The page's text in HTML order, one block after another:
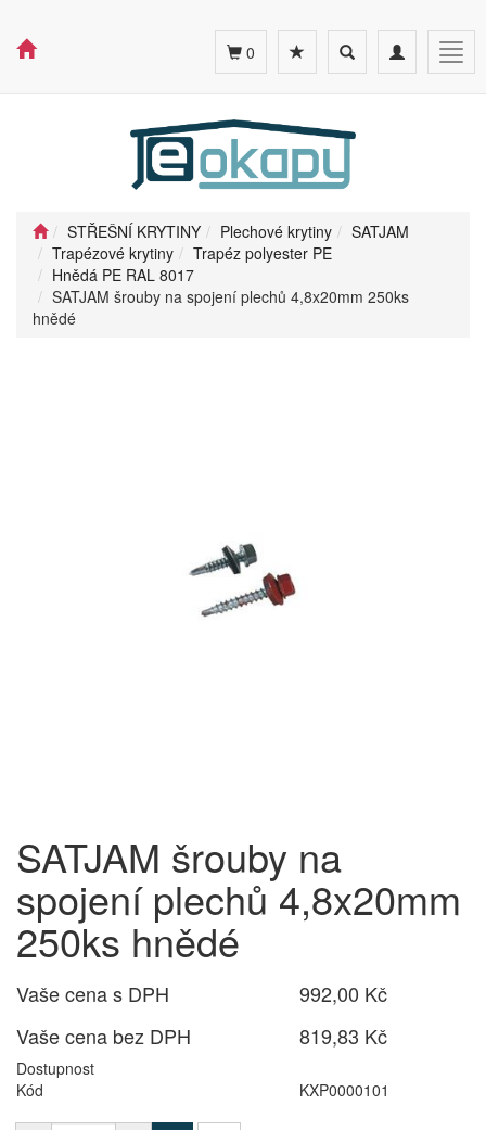
Toggle
navigation
Toggle
search
0
STŘEŠNÍ KRYTINY Plechové krytiny
SATJAM
Trapézové krytiny
Trapéz polyester PE
Hnědá PE RAL 8017
SATJAM šrouby na spojení plechů 4,8x20mm 250ks
hnědé
SATJAM šrouby na
spojení plechů 4,8x20mm
250ks hnědé
Vaše cena s DPH
992,00 Kč
Vaše cena bez DPH
819,83 Kč
Dostupnost
Kód
KXP0000101